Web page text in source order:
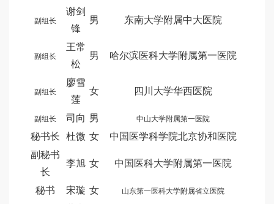
副组长
谢剑
锋
男 东南大学附属中大医院
副组长
王常
松
男 哈尔滨医科大学附属第一医院
副组长
廖雪
莲
女 四川大学华西医院
副组长 司向 男 中山大学附属第一医院
秘书长 杜微 女
中国医学科学院北京协和医院
副秘书
长
李旭 女 中国医科大学附属第一医院
秘书 宋璇 女 山东第一医科大学附属省立医院